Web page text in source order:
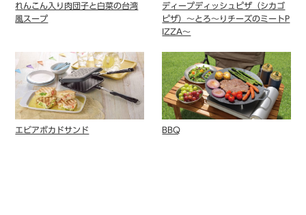
れんこん入り肉団子と白菜の台湾
風スープ
ディープディッシュピザ（シカゴ
ピザ）～とろ～りチーズのミートP
IZZA～
エビアボカドサンド BBQ